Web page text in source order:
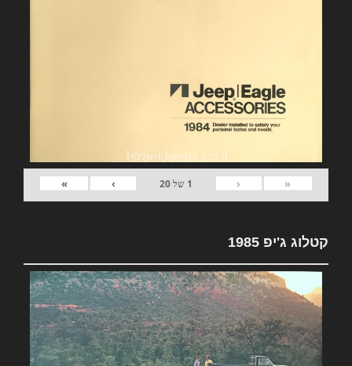
«
‹
1 של20
›
»
קטלוג ג'יפ 1985